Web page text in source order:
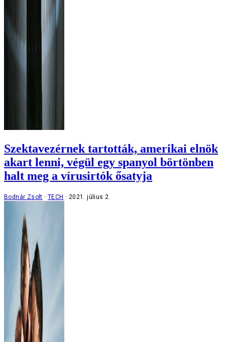
Szektavezérnek tartották, amerikai elnök
akart lenni, végül egy spanyol börtönben
halt meg a vírusirtók ősatyja
Bodnár Zsolt TECH 2021. július 2.